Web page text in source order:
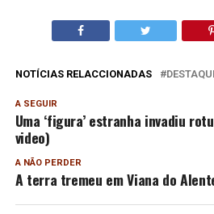
NOTÍCIAS RELACCIONADAS
A SEGUIR
Uma ‘figura’ estranha invadiu
video)
A NÃO PERDER
A terra tremeu em Viana do